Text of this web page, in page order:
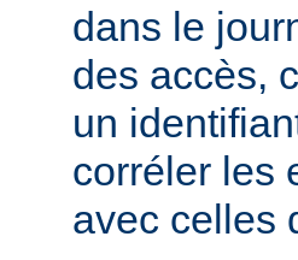
dans le
des accès,
un
corréler les
avec celles